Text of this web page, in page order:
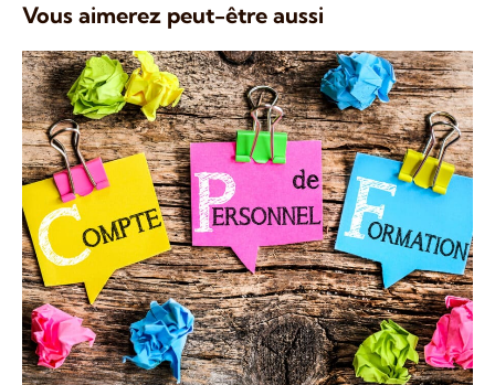
Vous aimerez peut-être aussi